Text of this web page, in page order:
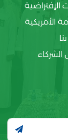
الإفتراضية
الأمريكية